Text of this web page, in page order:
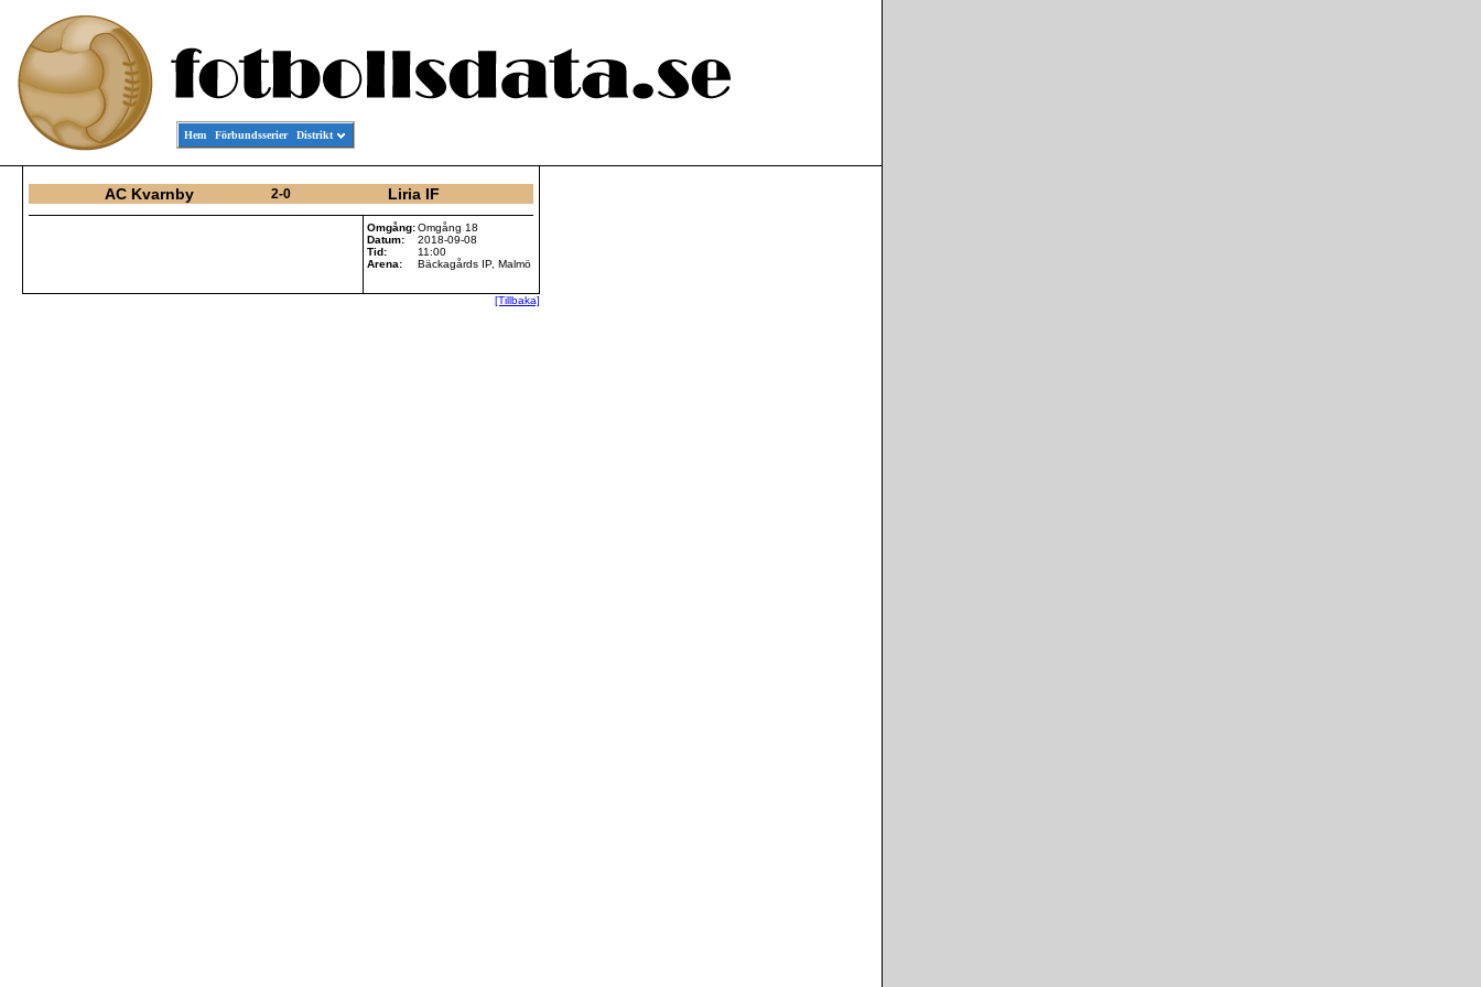
Hem Förbundsserier Distrikt
AC Kvarnby 2-0 Liria IF
Omgång:Omgång 18
Datum:
2018-09-08
Tid:
11:00
Arena:
Bäckagårds IP, Malmö
[Tillbaka]